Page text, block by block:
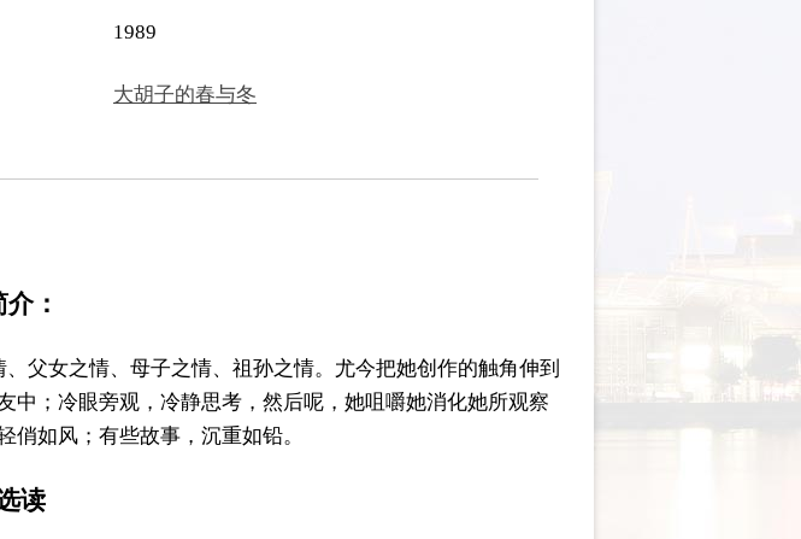
1989
大胡子的春与冬
：
父女之情、母子之情、祖孙之情。尤今把她创作的触角伸到
；冷眼旁观，冷静思考，然后呢，她咀嚼她消化她所观察
如风；有些故事，沉重如铅。
读